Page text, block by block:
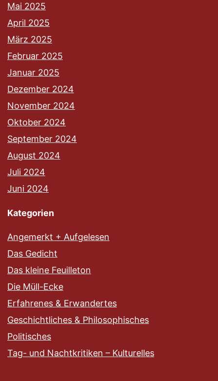
Mai 2025
April 2025
März 2025
Februar 2025
Januar 2025
Dezember 2024
November 2024
Oktober 2024
September 2024
August 2024
Juli 2024
Juni 2024
Kategorien
Angemerkt + Aufgelesen
Das Gedicht
Das kleine Feuilleton
Die Müll-Ecke
Erfahrenes & Erwandertes
Geschichtliches & Philosophisches
Politisches
Tag- und Nachtkritiken – Kulturelles